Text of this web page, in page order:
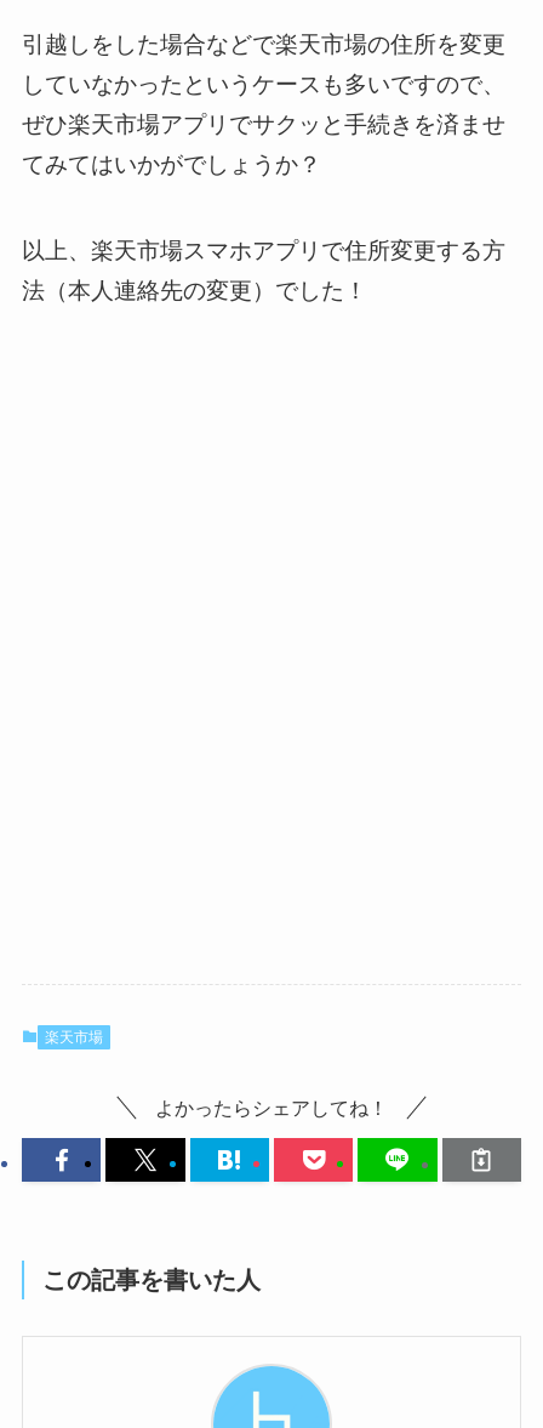
引越しをした場合などで楽天市場の住所を変更
していなかったというケースも多いですので、
ぜひ楽天市場アプリでサクッと手続きを済ませ
てみてはいかがでしょうか？
以上、楽天市場スマホアプリで住所変更する方
法（本人連絡先の変更）でした！
楽天市場
よかったらシェアしてね！
この記事を書いた人